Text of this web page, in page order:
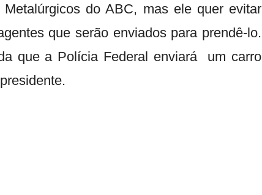
do ABC, mas ele quer evitar
que serão enviados para prendê-lo.
que a Polícia Federal enviará um carro